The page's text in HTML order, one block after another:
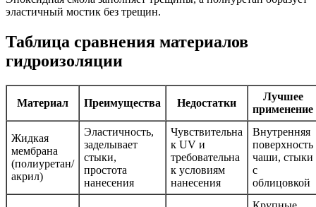
эластичный мостик без трещин.
Таблица сравнения материалов
гидроизоляции
Материал Преимущества Недостатки
Лучшее
применение
Жидкая
мембрана
(полиуретан/
акрил)
Эластичность,
заделывает
стыки,
простота
нанесения
Чувствительна
к UV и
требовательна
к условиям
нанесения
Внутренняя
поверхность
чаши, стыки
с
облицовкой